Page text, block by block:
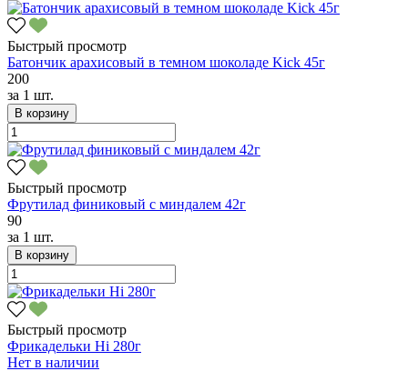
Быстрый просмотр
Батончик арахисовый в темном шоколаде Kick 45г
200
за 1 шт.
В корзину
Быстрый просмотр
Фрутилад финиковый с миндалем 42г
90
за 1 шт.
В корзину
Быстрый просмотр
Фрикадельки Hi 280г
Нет в наличии